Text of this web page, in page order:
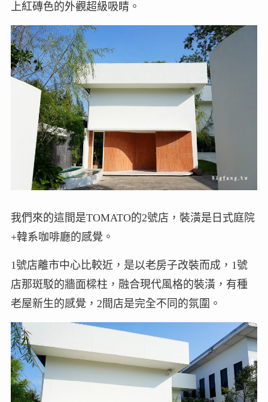
上紅磚色的外觀超級吸睛。
我們來的這間是TOMATO的2號店，裝潢是日式庭院
+韓系咖啡廳的感覺。
1號店離市中心比較近，是以老房子改裝而成，1號
店那斑駁的牆面樑柱，融合現代風格的裝潢，有種
老屋新生的感覺，2間店是完全不同的氛圍。